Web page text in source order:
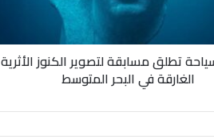
تطلق مسابقة لتصوير الكنوز الأثرية
الغارقة في البحر المتوسط